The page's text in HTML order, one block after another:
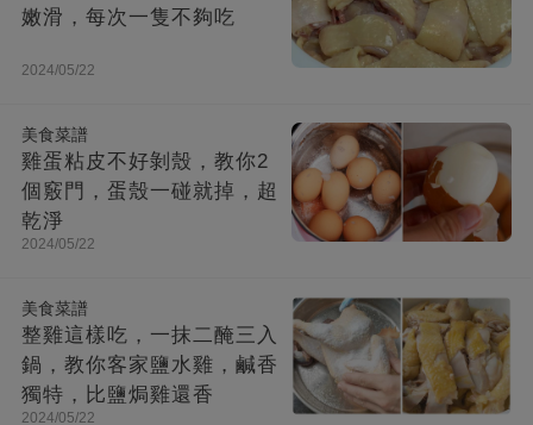
嫩滑，每次一隻不夠吃
2024/05/22
美食菜譜
雞蛋粘皮不好剝殼，教你2
個竅門，蛋殼一碰就掉，超
乾淨
2024/05/22
美食菜譜
整雞這樣吃，一抹二醃三入
鍋，教你客家鹽水雞，鹹香
獨特，比鹽焗雞還香
2024/05/22